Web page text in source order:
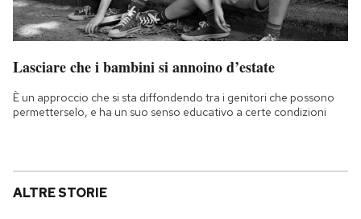
Lasciare che i bambini si annoino d’estate
È un approccio che si sta diffondendo tra i genitori che possono
permetterselo, e ha un suo senso educativo a certe condizioni
ALTRE STORIE